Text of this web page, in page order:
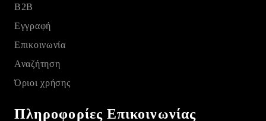
B2B
Εγγραφή
Επικοινωνία
Αναζήτηση
Όριοι χρήσης
Πληροφορίες Επικοινωνίας